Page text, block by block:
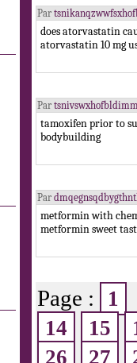
Par
does atorvastatin
atorvastatin 10 mg
Par
tamoxifen prior to
bodybuilding
Par
metformin with
metformin sweet
Page :
1
14
15
26
27